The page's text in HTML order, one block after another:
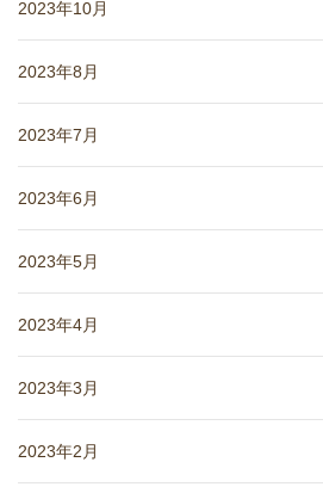
2023年10月
2023年8月
2023年7月
2023年6月
2023年5月
2023年4月
2023年3月
2023年2月